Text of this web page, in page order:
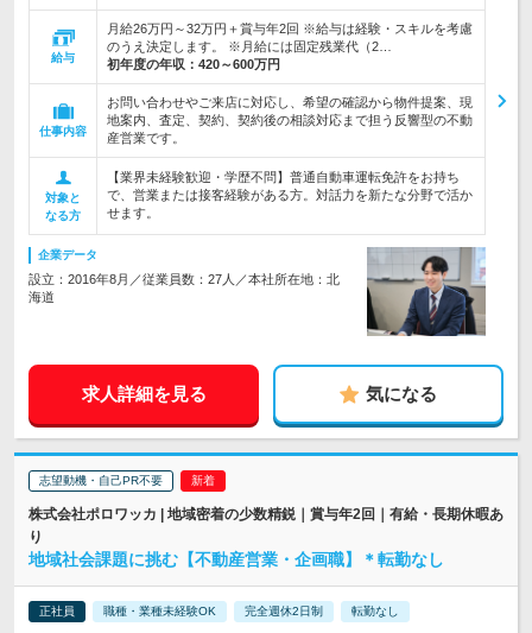
給与
月給26万円～32万円＋賞与年2回 ※給与は経験・スキルを考慮
のうえ決定します。 ※月給には固定残業代（2…
初年度の年収： 420～600万円
仕事内容
お問い合わせやご来店に対応し、希望の確認から物件提案、現
地案内、査定、契約、契約後の相談対応まで担う反響型の不動
産営業です。
対象と
なる方
【業界未経験歓迎・学歴不問】普通自動車運転免許をお持ち
で、営業または接客経験がある方。対話力を新たな分野で活か
せます。
企業データ
設立：2016年8月／従業員数：27人／本社所在地：北
海道
求人詳細を見る 気になる
志望動機・自己PR不要
株式会社ポロワッカ | 地域密着の少数精鋭｜賞与年2回｜有給・長期休暇あ
り
地域社会課題に挑む【不動産営業・企画職】＊転勤なし
正社員 職種・業種未経験OK 完全週休2日制 転勤なし